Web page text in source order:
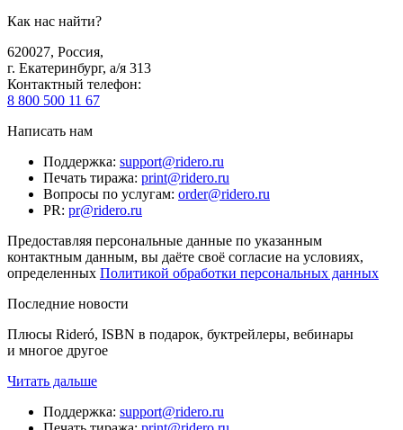
Как нас найти?
620027, Россия,
г. Екатеринбург, а/я 313
Контактный телефон:
8 800 500 11 67
Написать нам
Поддержка: support@ridero.ru
Печать тиража: print@ridero.ru
Вопросы по услугам: order@ridero.ru
PR: pr@ridero.ru
Предоставляя персональные данные по указанным
контактным данным, вы даёте своё согласие на условиях,
определенных Политикой обработки персональных данных
Последние новости
Плюсы Rideró, ISBN в подарок, буктрейлеры, вебинары
и многое другое
Читать дальше
Поддержка: support@ridero.ru